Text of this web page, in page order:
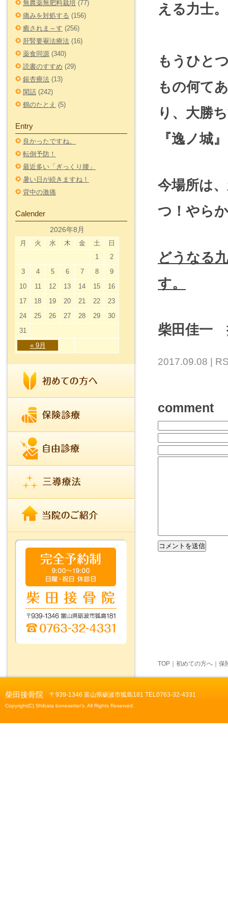
無農薬無肥料栽培 (77)
痛みを対処する (156)
癒されま～す (256)
肝腎要罨法療法 (16)
薬食同源 (340)
読書のすすめ (29)
銀杏療法 (13)
閑話 (242)
鶴のたとえ (5)
Entry
良かったですね。
転倒予防！
最近多い「ぎっくり腰」
暑い日が続きますね！
背中の激痛
Calender
2026年8月
月 火 水 木 金 土 日
« 9月
1
2
3
4 5 6 7 8
9
10
11 12 13 14 15
16
17
18 19 20 21 22
23
24
25 26 27 28 29
30
31
える力士。
もうひと
もの何て
り、大勝
『逸ノ城
今場所は
つ！やら
どうなる
す。
柴田佳一
2017.09.08 |
comment
TOP 初めての方へ 保
柴田接骨院 〒939-1346 富山県砺波市狐島181 TEL0763-32-4331
Copyright(C) Shibata bonesetter's. All Rights Reserved.